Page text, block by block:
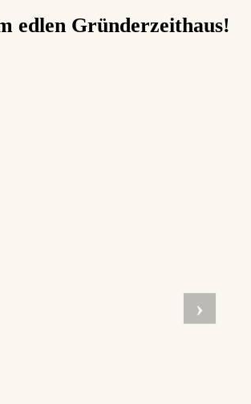
edlen Gründerzeithaus!